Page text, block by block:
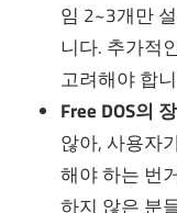
임 2~3개만
니다. 추가적
고려해야 합
Free DOS의
않아, 사용자
해야 하는 번
하지 않은 분